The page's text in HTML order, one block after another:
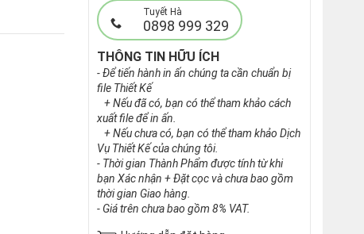
Tuyết Hà
0898 999 329
THÔNG TIN HỮU ÍCH
- Để tiến hành in ấn chúng ta cần chuẩn bị
file Thiết Kế
+ Nếu đã có, bạn có thể tham khảo cách
xuất file để in ấn.
+ Nếu chưa có, bạn có thể tham khảo Dịch
Vụ Thiết Kế của chúng tôi.
- Thời gian Thành Phẩm được tính từ khi
bạn Xác nhận + Đặt cọc và chưa bao gồm
thời gian Giao hàng.
- Giá trên chưa bao gồm 8% VAT.